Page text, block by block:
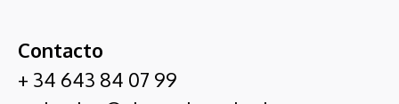
Contacto
+ 34 643 84 07 99